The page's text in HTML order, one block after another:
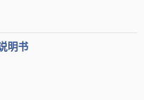
较多，这是目前全球最大
IT领域都处于世界领先地
论是质量还是性能都非常
明书